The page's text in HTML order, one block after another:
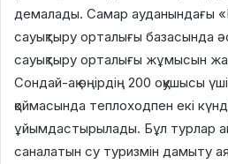
демалады. Самар ауданындағы
сауықтыру орталығы базасында
сауықтыру орталығы жұмысын
Сондай-ақ өңірдің 200 оқушысы
қоймасында теплоходпен екі
ұйымдастырылады. Бұл турлар
саналатын су туризмін дамыту